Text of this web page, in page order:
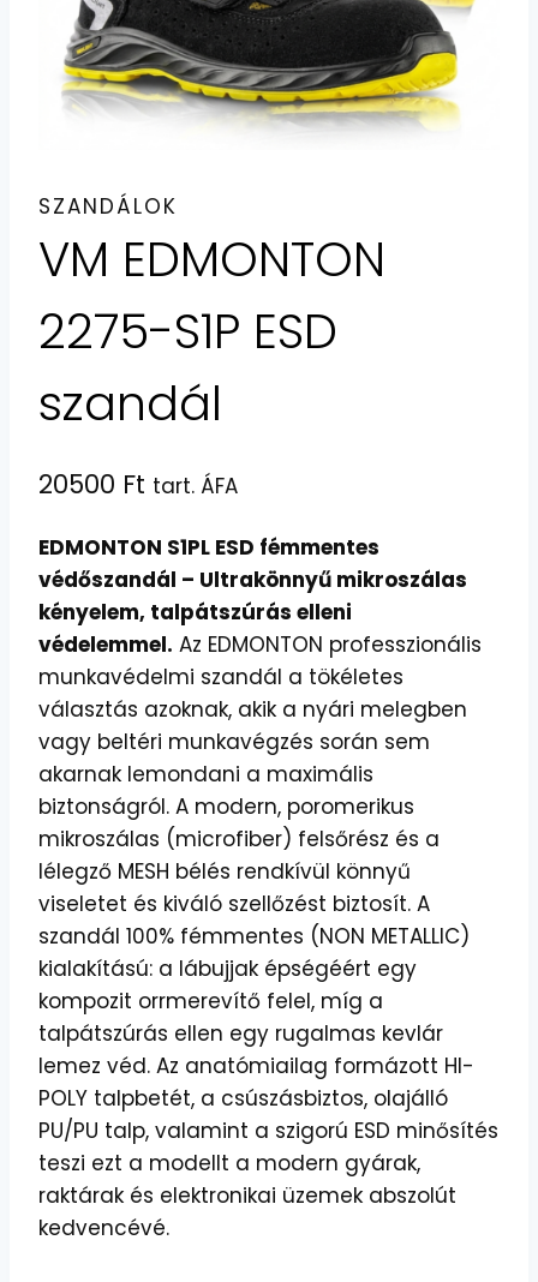
SZANDÁLOK
VM EDMONTON
2275-S1P ESD
szandál
20500 Ft tart. ÁFA
EDMONTON S1PL ESD fémmentes
védőszandál – Ultrakönnyű mikroszálas
kényelem, talpátszúrás elleni
védelemmel. Az EDMONTON professzionális
munkavédelmi szandál a tökéletes
választás azoknak, akik a nyári melegben
vagy beltéri munkavégzés során sem
akarnak lemondani a maximális
biztonságról. A modern, poromerikus
mikroszálas (microfiber) felsőrész és a
lélegző MESH bélés rendkívül könnyű
viseletet és kiváló szellőzést biztosít. A
szandál 100% fémmentes (NON METALLIC)
kialakítású: a lábujjak épségéért egy
kompozit orrmerevítő felel, míg a
talpátszúrás ellen egy rugalmas kevlár
lemez véd. Az anatómiailag formázott HI-
POLY talpbetét, a csúszásbiztos, olajálló
PU/PU talp, valamint a szigorú ESD minősítés
teszi ezt a modellt a modern gyárak,
raktárak és elektronikai üzemek abszolút
kedvencévé.